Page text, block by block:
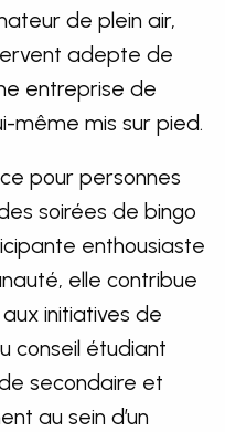
de plein air,
adepte de
entreprise de
même mis sur pied.
pour personnes
soirées de bingo
enthousiaste
elle contribue
initiatives de
conseil étudiant
secondaire et
au sein d’un